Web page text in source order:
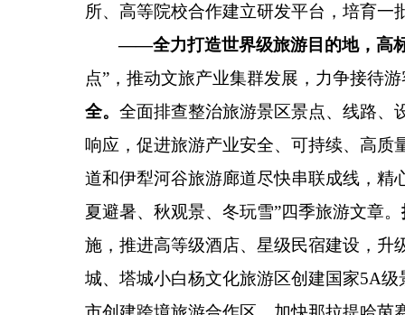
所、高等院校合作建立研发平台，培育一
——全力打造世界级旅游目的地，高
点” ，推动文旅产业集群发展，力争接待
全。 全面排查整治旅游景区景点、线路、
响应，促进旅游产业安全、可持续、高质
道和伊犁河谷旅游廊道尽快串联成线，精
夏避暑、秋观景、冬玩雪”四季旅游文章。
施，推进高等级酒店、星级民宿建设，升
城、塔城小白杨文化旅游区创建国家5A级